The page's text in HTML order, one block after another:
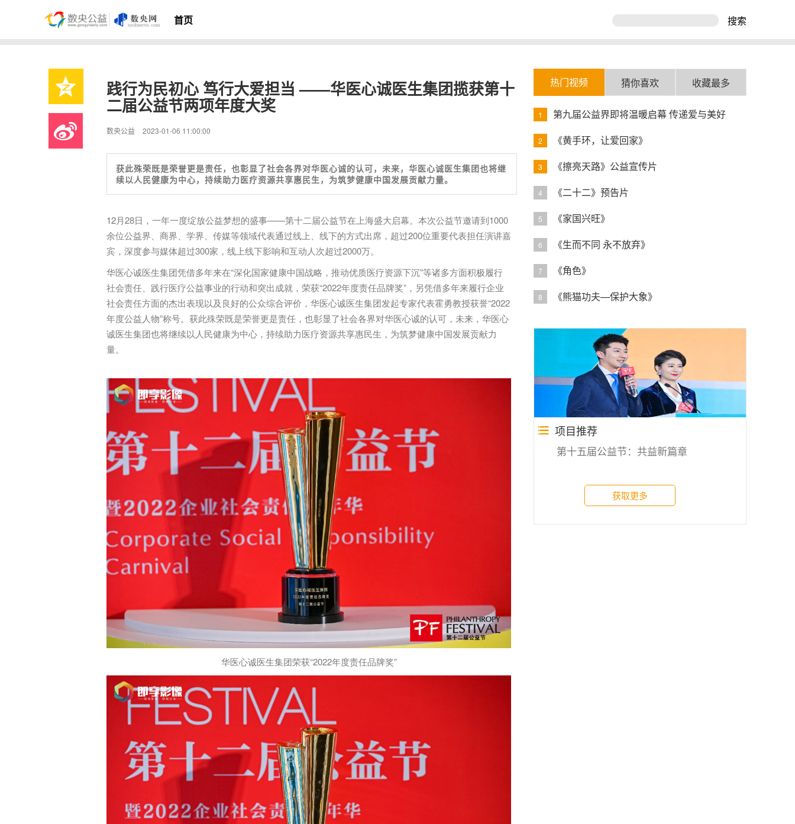
首页 搜索
践行为民初心 笃行大爱担当 ——华医心诚医生集团揽获第十
二届公益节两项年度大奖
数央公益 2023-01-06 11:00:00
获此殊荣既是荣誉更是责任，也彰显了社会各界对华医心诚的认可，未来，华医心诚医生集团也将继
续以人民健康为中心，持续助力医疗资源共享惠民生，为筑梦健康中国发展贡献力量。
12月28日，一年一度绽放公益梦想的盛事——第十二届公益节在上海盛大启幕。本次公益节邀请到1000
余位公益界、商界、学界、传媒等领域代表通过线上、线下的方式出席，超过200位重要代表担任演讲嘉
宾，深度参与媒体超过300家，线上线下影响和互动人次超过2000万。
华医心诚医生集团凭借多年来在“深化国家健康中国战略，推动优质医疗资源下沉”等诸多方面积极履行
社会责任、践行医疗公益事业的行动和突出成就，荣获“2022年度责任品牌奖”，另凭借多年来履行企业
社会责任方面的杰出表现以及良好的公众综合评价，华医心诚医生集团发起专家代表霍勇教授获誉“2022
年度公益人物”称号。获此殊荣既是荣誉更是责任，也彰显了社会各界对华医心诚的认可，未来，华医心
诚医生集团也将继续以人民健康为中心，持续助力医疗资源共享惠民生，为筑梦健康中国发展贡献力
量。
华医心诚医生集团荣获“2022年度责任品牌奖”
热门视频 猜你喜欢 收藏最多
1 第九届公益界即将温暖启幕 传递爱与美好
2 《黄手环，让爱回家》
3 《擦亮天路》公益宣传片
4 《二十二》预告片
5 《家国兴旺》
6 《生而不同 永不放弃》
7 《角色》
8 《熊猫功夫—保护大象》
项目推荐
第十五届公益节：共益新篇章
获取更多